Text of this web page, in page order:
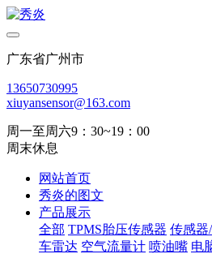
广东省广州市
13650730995
xiuyansensor@163.com
周一至周六9：30~19：00
周末休息
网站首页
秀炎的图文
产品展示
全部 TPMS胎压传感器 传感器
车雷达 空气流量计 喷油嘴 电